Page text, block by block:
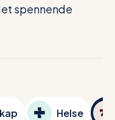
spennende
Helse